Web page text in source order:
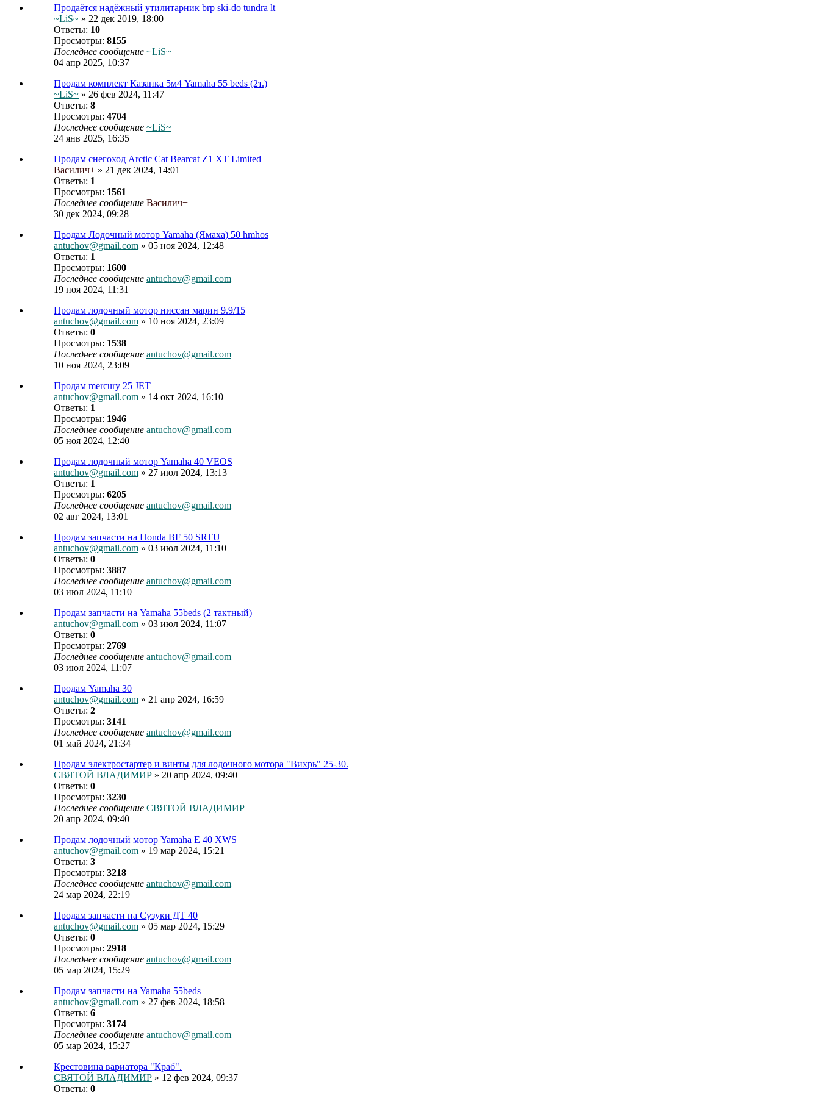
Продаётся надёжный утилитарник brp ski-do tundra lt
~LiS~ » 22 дек 2019, 18:00
Ответы: 10
Просмотры: 8155
Последнее сообщение ~LiS~
04 апр 2025, 10:37
Продам комплект Казанка 5м4 Yamaha 55 beds (2т.)
~LiS~ » 26 фев 2024, 11:47
Ответы: 8
Просмотры: 4704
Последнее сообщение ~LiS~
24 янв 2025, 16:35
Продам снегоход Arctic Cat Bearcat Z1 XT Limited
Василич+ » 21 дек 2024, 14:01
Ответы: 1
Просмотры: 1561
Последнее сообщение Василич+
30 дек 2024, 09:28
Продам Лодочный мотор Yamaha (Ямаха) 50 hmhos
antuchov@gmail.com » 05 ноя 2024, 12:48
Ответы: 1
Просмотры: 1600
Последнее сообщение antuchov@gmail.com
19 ноя 2024, 11:31
Продам лодочный мотор ниссан марин 9.9/15
antuchov@gmail.com » 10 ноя 2024, 23:09
Ответы: 0
Просмотры: 1538
Последнее сообщение antuchov@gmail.com
10 ноя 2024, 23:09
Продам mercury 25 JET
antuchov@gmail.com » 14 окт 2024, 16:10
Ответы: 1
Просмотры: 1946
Последнее сообщение antuchov@gmail.com
05 ноя 2024, 12:40
Продам лодочный мотор Yamaha 40 VEOS
antuchov@gmail.com » 27 июл 2024, 13:13
Ответы: 1
Просмотры: 6205
Последнее сообщение antuchov@gmail.com
02 авг 2024, 13:01
Продам запчасти на Honda BF 50 SRTU
antuchov@gmail.com » 03 июл 2024, 11:10
Ответы: 0
Просмотры: 3887
Последнее сообщение antuchov@gmail.com
03 июл 2024, 11:10
Продам запчасти на Yamaha 55beds (2 тактный)
antuchov@gmail.com » 03 июл 2024, 11:07
Ответы: 0
Просмотры: 2769
Последнее сообщение antuchov@gmail.com
03 июл 2024, 11:07
Продам Yamaha 30
antuchov@gmail.com » 21 апр 2024, 16:59
Ответы: 2
Просмотры: 3141
Последнее сообщение antuchov@gmail.com
01 май 2024, 21:34
Продам электростартер и винты для лодочного мотора "Вихрь" 25-30.
СВЯТОЙ ВЛАДИМИР » 20 апр 2024, 09:40
Ответы: 0
Просмотры: 3230
Последнее сообщение СВЯТОЙ ВЛАДИМИР
20 апр 2024, 09:40
Продам лодочный мотор Yamaha E 40 XWS
antuchov@gmail.com » 19 мар 2024, 15:21
Ответы: 3
Просмотры: 3218
Последнее сообщение antuchov@gmail.com
24 мар 2024, 22:19
Продам запчасти на Сузуки ДТ 40
antuchov@gmail.com » 05 мар 2024, 15:29
Ответы: 0
Просмотры: 2918
Последнее сообщение antuchov@gmail.com
05 мар 2024, 15:29
Продам запчасти на Yamaha 55beds
antuchov@gmail.com » 27 фев 2024, 18:58
Ответы: 6
Просмотры: 3174
Последнее сообщение antuchov@gmail.com
05 мар 2024, 15:27
Крестовина вариатора "Краб".
СВЯТОЙ ВЛАДИМИР » 12 фев 2024, 09:37
Ответы: 0